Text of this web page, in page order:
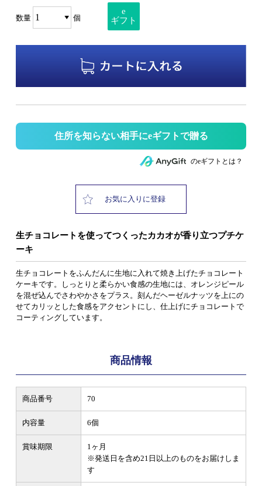
数量 個
e
ギフト
住所を知らない相手にeギフトで贈る
のeギフトとは？
お気に入りに登録
生チョコレートを使ってつくったカカオが香り立つプチケ
ーキ
生チョコレートをふんだんに生地に入れて焼き上げたチョコレート
ケーキです。しっとりと柔らかい食感の生地には、オレンジピール
を混ぜ込んでさわやかさをプラス。刻んだヘーゼルナッツを上にの
せてカリッとした食感をアクセントにし、仕上げにチョコレートで
コーティングしています。
商品情報
商品番号 70
内容量 6個
賞味期限
1ヶ月
※発送日を含め21日以上のものをお届けしま
す